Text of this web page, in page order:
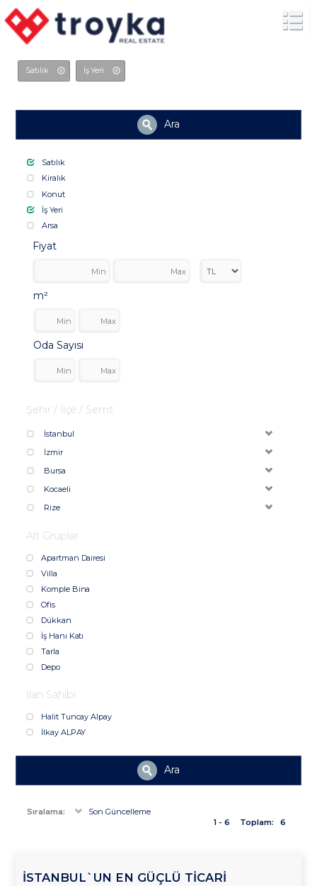
Satılık İş Yeri
Ara
Satılık
Kiralık
Konut
İş Yeri
Arsa
Fiyat
m²
Oda Sayısı
Şehir / İlçe / Semt
İstanbul
İzmir
Bursa
Kocaeli
Rize
Alt Gruplar
Apartman Dairesi
Villa
Komple Bina
Ofis
Dükkan
İş Hanı Katı
Tarla
Depo
İlan Sahibi
Halit Tuncay Alpay
İlkay ALPAY
Ara
Sıralama:
Son Güncelleme
1 - 6
Toplam: 6
İSTANBUL`UN EN GÜÇLÜ TICARI